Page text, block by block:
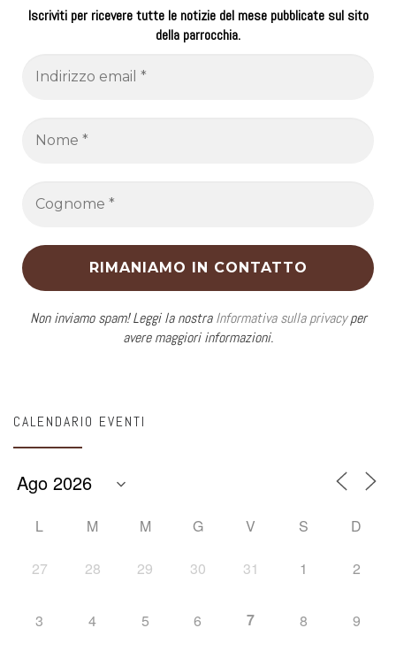
Iscriviti per ricevere tutte le notizie del mese pubblicate sul sito
della parrocchia.
Non inviamo spam! Leggi la nostraInformativa sulla privacyper
avere maggiori informazioni.
CALENDARIO EVENTI
L M M G V S D
27 28 29 30 31 1 2
3 4 5 6 7 8 9